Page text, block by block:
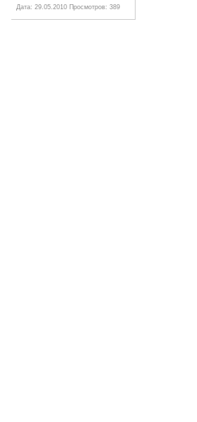
Дата: 29.05.2010 Просмотров: 389